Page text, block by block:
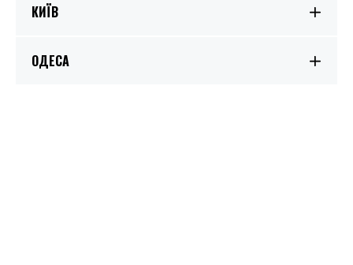
КИЇВ
ОДЕСА